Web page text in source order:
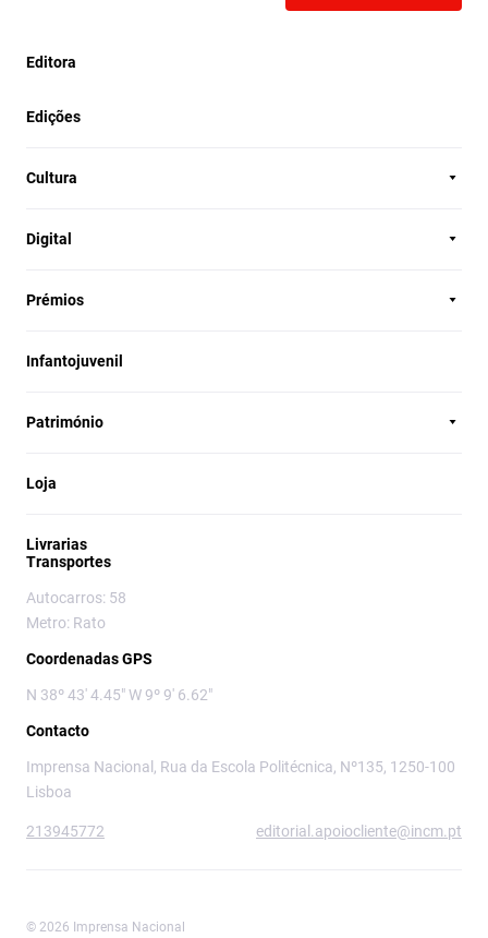
Editora
Edições
Cultura
Digital
Prémios
Infantojuvenil
Património
Loja
Livrarias
Transportes
Autocarros: 58
Metro: Rato
Coordenadas GPS
N 38º 43' 4.45" W 9º 9' 6.62"
Contacto
Imprensa Nacional, Rua da Escola Politécnica, Nº135, 1250-100
Lisboa
213945772 editorial.apoiocliente@incm.pt
© 2026 Imprensa Nacional